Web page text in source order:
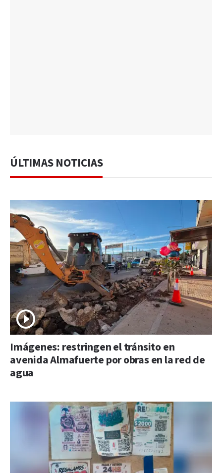
ÚLTIMAS NOTICIAS
Imágenes: restringen el tránsito en
avenida Almafuerte por obras en la red de
agua